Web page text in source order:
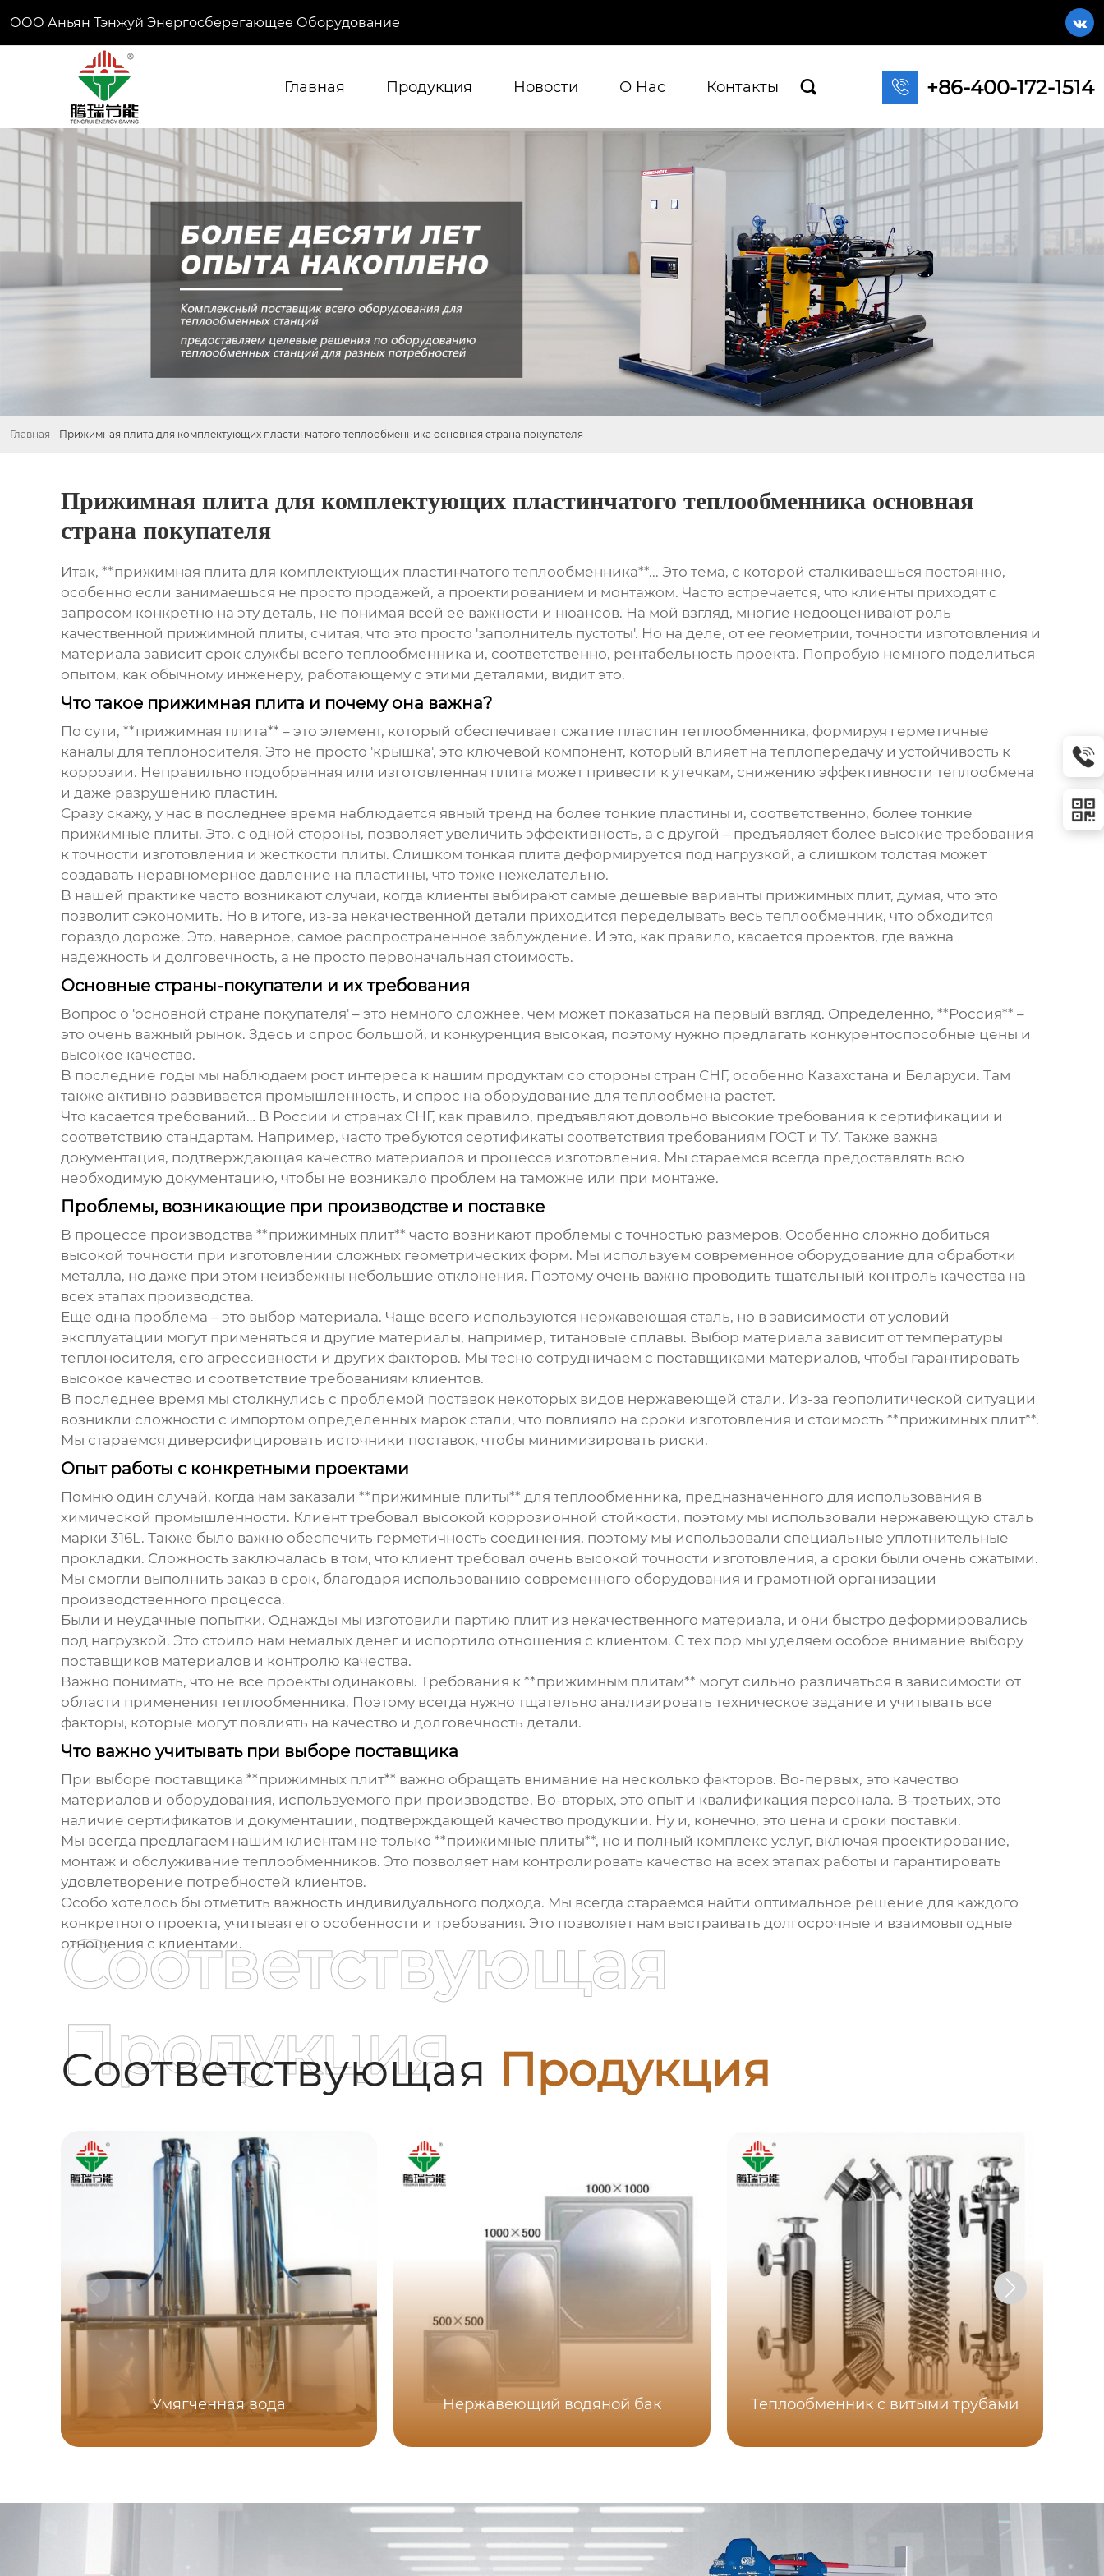
ООО Аньян Тэнжуй Энергосберегающее Оборудование 
Главная Продукция Новости О Hас Контакты   +86-400-172-1514
Главная - Прижимная плита для комплектующих пластинчатого теплообменника основная страна покупателя
Прижимная плита для комплектующих пластинчатого теплообменника основная
страна покупателя
Итак, **прижимная плита для комплектующих пластинчатого теплообменника**... Это тема, с которой сталкиваешься постоянно,
особенно если занимаешься не просто продажей, а проектированием и монтажом. Часто встречается, что клиенты приходят с
запросом конкретно на эту деталь, не понимая всей ее важности и нюансов. На мой взгляд, многие недооценивают роль
качественной прижимной плиты, считая, что это просто 'заполнитель пустоты'. Но на деле, от ее геометрии, точности изготовления и
материала зависит срок службы всего теплообменника и, соответственно, рентабельность проекта. Попробую немного поделиться
опытом, как обычному инженеру, работающему с этими деталями, видит это.
Что такое прижимная плита и почему она важна?
По сути, **прижимная плита** – это элемент, который обеспечивает сжатие пластин теплообменника, формируя герметичные
каналы для теплоносителя. Это не просто 'крышка', это ключевой компонент, который влияет на теплопередачу и устойчивость к
коррозии. Неправильно подобранная или изготовленная плита может привести к утечкам, снижению эффективности теплообмена
и даже разрушению пластин.
Сразу скажу, у нас в последнее время наблюдается явный тренд на более тонкие пластины и, соответственно, более тонкие
прижимные плиты. Это, с одной стороны, позволяет увеличить эффективность, а с другой – предъявляет более высокие требования
к точности изготовления и жесткости плиты. Слишком тонкая плита деформируется под нагрузкой, а слишком толстая может
создавать неравномерное давление на пластины, что тоже нежелательно.
В нашей практике часто возникают случаи, когда клиенты выбирают самые дешевые варианты прижимных плит, думая, что это
позволит сэкономить. Но в итоге, из-за некачественной детали приходится переделывать весь теплообменник, что обходится
гораздо дороже. Это, наверное, самое распространенное заблуждение. И это, как правило, касается проектов, где важна
надежность и долговечность, а не просто первоначальная стоимость.
Основные страны-покупатели и их требования
Вопрос о 'основной стране покупателя' – это немного сложнее, чем может показаться на первый взгляд. Определенно, **Россия** –
это очень важный рынок. Здесь и спрос большой, и конкуренция высокая, поэтому нужно предлагать конкурентоспособные цены и
высокое качество.
В последние годы мы наблюдаем рост интереса к нашим продуктам со стороны стран СНГ, особенно Казахстана и Беларуси. Там
также активно развивается промышленность, и спрос на оборудование для теплообмена растет.
Что касается требований… В России и странах СНГ, как правило, предъявляют довольно высокие требования к сертификации и
соответствию стандартам. Например, часто требуются сертификаты соответствия требованиям ГОСТ и ТУ. Также важна
документация, подтверждающая качество материалов и процесса изготовления. Мы стараемся всегда предоставлять всю
необходимую документацию, чтобы не возникало проблем на таможне или при монтаже.
Проблемы, возникающие при производстве и поставке
В процессе производства **прижимных плит** часто возникают проблемы с точностью размеров. Особенно сложно добиться
высокой точности при изготовлении сложных геометрических форм. Мы используем современное оборудование для обработки
металла, но даже при этом неизбежны небольшие отклонения. Поэтому очень важно проводить тщательный контроль качества на
всех этапах производства.
Еще одна проблема – это выбор материала. Чаще всего используются нержавеющая сталь, но в зависимости от условий
эксплуатации могут применяться и другие материалы, например, титановые сплавы. Выбор материала зависит от температуры
теплоносителя, его агрессивности и других факторов. Мы тесно сотрудничаем с поставщиками материалов, чтобы гарантировать
высокое качество и соответствие требованиям клиентов.
В последнее время мы столкнулись с проблемой поставок некоторых видов нержавеющей стали. Из-за геополитической ситуации
возникли сложности с импортом определенных марок стали, что повлияло на сроки изготовления и стоимость **прижимных плит**.
Мы стараемся диверсифицировать источники поставок, чтобы минимизировать риски.
Опыт работы с конкретными проектами
Помню один случай, когда нам заказали **прижимные плиты** для теплообменника, предназначенного для использования в
химической промышленности. Клиент требовал высокой коррозионной стойкости, поэтому мы использовали нержавеющую сталь
марки 316L. Также было важно обеспечить герметичность соединения, поэтому мы использовали специальные уплотнительные
прокладки. Сложность заключалась в том, что клиент требовал очень высокой точности изготовления, а сроки были очень сжатыми.
Мы смогли выполнить заказ в срок, благодаря использованию современного оборудования и грамотной организации
производственного процесса.
Были и неудачные попытки. Однажды мы изготовили партию плит из некачественного материала, и они быстро деформировались
под нагрузкой. Это стоило нам немалых денег и испортило отношения с клиентом. С тех пор мы уделяем особое внимание выбору
поставщиков материалов и контролю качества.
Важно понимать, что не все проекты одинаковы. Требования к **прижимным плитам** могут сильно различаться в зависимости от
области применения теплообменника. Поэтому всегда нужно тщательно анализировать техническое задание и учитывать все
факторы, которые могут повлиять на качество и долговечность детали.
Что важно учитывать при выборе поставщика
При выборе поставщика **прижимных плит** важно обращать внимание на несколько факторов. Во-первых, это качество
материалов и оборудования, используемого при производстве. Во-вторых, это опыт и квалификация персонала. В-третьих, это
наличие сертификатов и документации, подтверждающей качество продукции. Ну и, конечно, это цена и сроки поставки.
Мы всегда предлагаем нашим клиентам не только **прижимные плиты**, но и полный комплекс услуг, включая проектирование,
монтаж и обслуживание теплообменников. Это позволяет нам контролировать качество на всех этапах работы и гарантировать
удовлетворение потребностей клиентов.
Особо хотелось бы отметить важность индивидуального подхода. Мы всегда стараемся найти оптимальное решение для каждого
конкретного проекта, учитывая его особенности и требования. Это позволяет нам выстраивать долгосрочные и взаимовыгодные
отношения с клиентами.
Соответствующая Продукция
Соответствующая
Продукция
Умягченная вода Нержавеющий водяной бак Теплообменник с витыми трубами